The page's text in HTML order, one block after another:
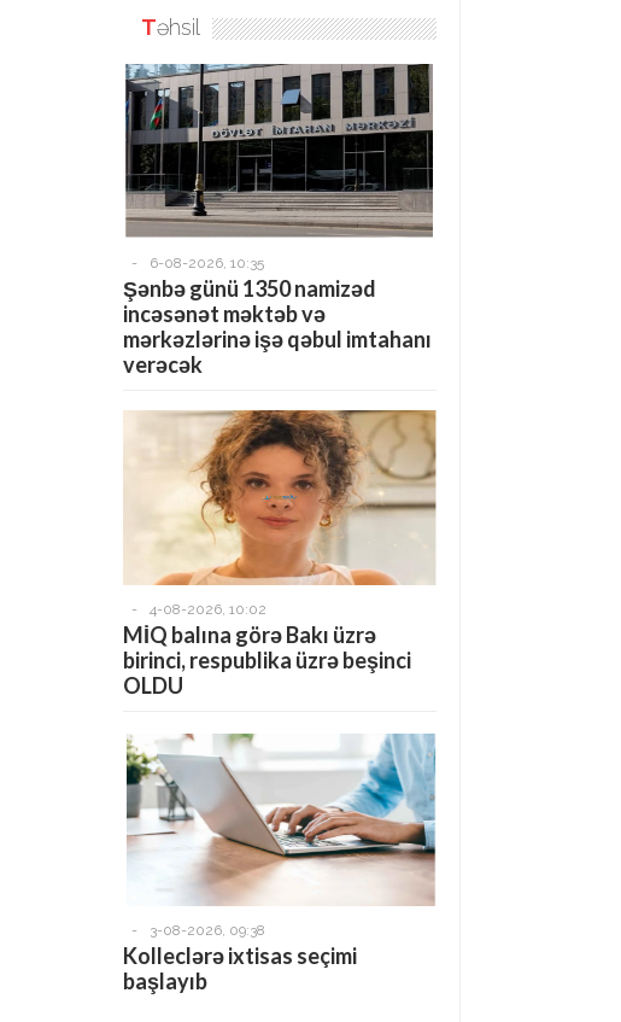
Təhsil
- 6-08-2026, 10:35
Şənbə günü 1350 namizəd
incəsənət məktəb və
mərkəzlərinə işə qəbul imtahanı
verəcək
- 4-08-2026, 10:02
MİQ balına görə Bakı üzrə
birinci, respublika üzrə beşinci
OLDU
- 3-08-2026, 09:38
Kolleclərə ixtisas seçimi
başlayıb